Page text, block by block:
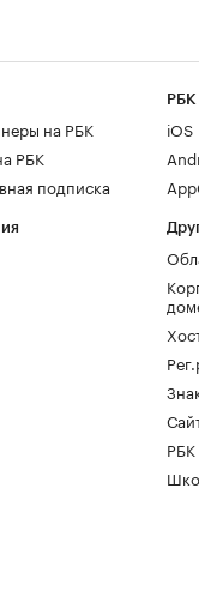
на РБК
РБК
подписка
РБК
iOS